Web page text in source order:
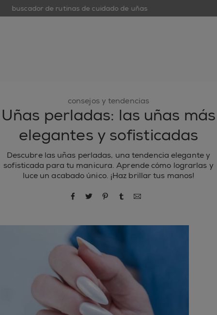
buscador de rutinas de cuidado de uñas
consejos y tendencias
Uñas perladas: las uñas más
elegantes y sofisticadas
Descubre las uñas perladas, una tendencia elegante y
sofisticada para tu manicura. Aprende cómo lograrlas y
luce un acabado único. ¡Haz brillar tus manos!
compartir por Facebook
compartir por Twitter
compartir por Pinterest
compartir por Tumblr
compartir por